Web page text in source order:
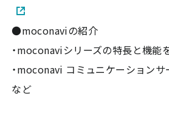
●moconaviの紹介
・moconaviシリーズの特長と機能
・moconavi コミュニケーション
など